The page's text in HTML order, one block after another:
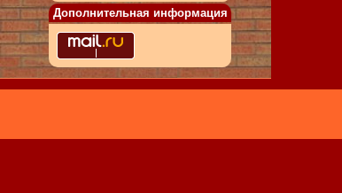
Дополнительная информация